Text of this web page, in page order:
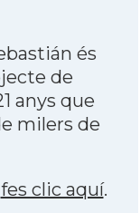
és
de
anys que
milers de
fes clic aquí.